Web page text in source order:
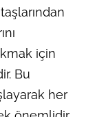
için
Bu
her